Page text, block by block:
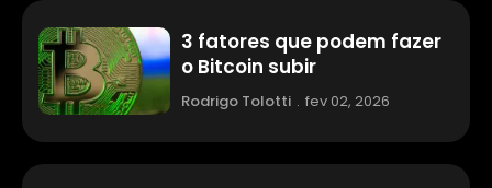
3 fatores que podem fazer
o Bitcoin subir
Rodrigo Tolotti . fev 02, 2026